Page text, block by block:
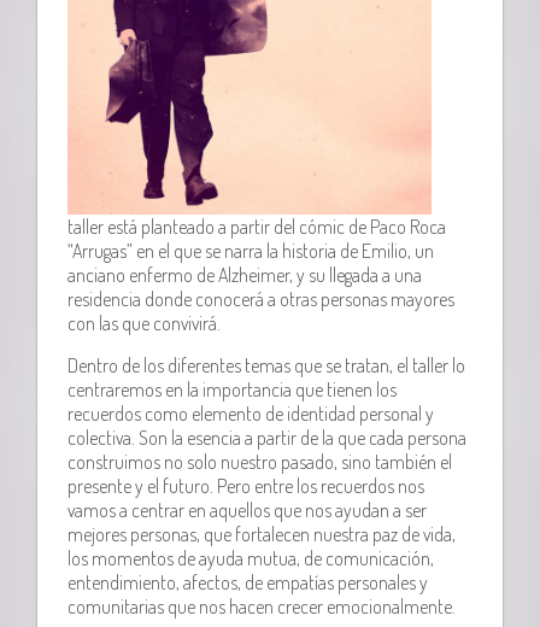
taller está planteado a partir del cómic de Paco Roca
“Arrugas” en el que se narra la historia de Emilio, un
anciano enfermo de Alzheimer, y su llegada a una
residencia donde conocerá a otras personas mayores
con las que convivirá.
Dentro de los diferentes temas que se tratan, el taller lo
centraremos en la importancia que tienen los
recuerdos como elemento de identidad personal y
colectiva. Son la esencia a partir de la que cada persona
construimos no solo nuestro pasado, sino también el
presente y el futuro. Pero entre los recuerdos nos
vamos a centrar en aquellos que nos ayudan a ser
mejores personas, que fortalecen nuestra paz de vida,
los momentos de ayuda mutua, de comunicación,
entendimiento, afectos, de empatías personales y
comunitarias que nos hacen crecer emocionalmente.